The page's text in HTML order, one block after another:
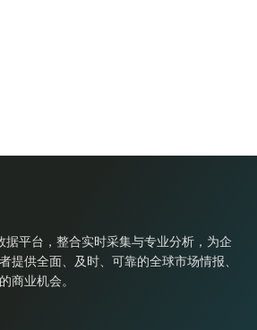
据平台，整合实时采集与专业分析，为企
提供全面、及时、可靠的全球市场情报、
商业机会。